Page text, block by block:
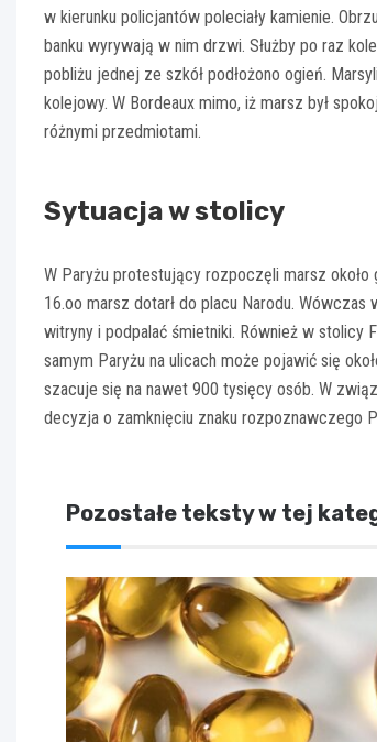
w kierunku policjantów poleciały kamienie.
banku wyrywają w nim drzwi. Służby po raz
pobliżu jednej ze szkół podłożono ogień.
kolejowy. W Bordeaux mimo, iż marsz był
różnymi przedmiotami.
Sytuacja w stolicy
W Paryżu protestujący rozpoczęli marsz
16.oo marsz dotarł do placu Narodu.
witryny i podpalać śmietniki. Również w stolicy
samym Paryżu na ulicach może pojawić się
szacuje się na nawet 900 tysięcy osób. W
decyzja o zamknięciu znaku rozpoznawczego
Pozostałe teksty w tej